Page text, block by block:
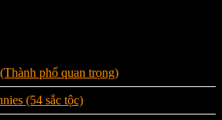
phố quan trọng)
(54 sắc tộc)